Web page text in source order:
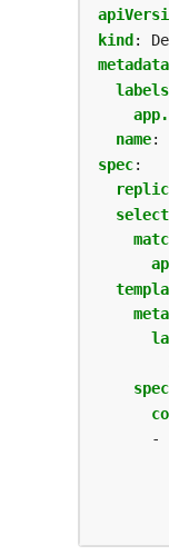
kind :
metadata
labels
name:
spec:
spec
-